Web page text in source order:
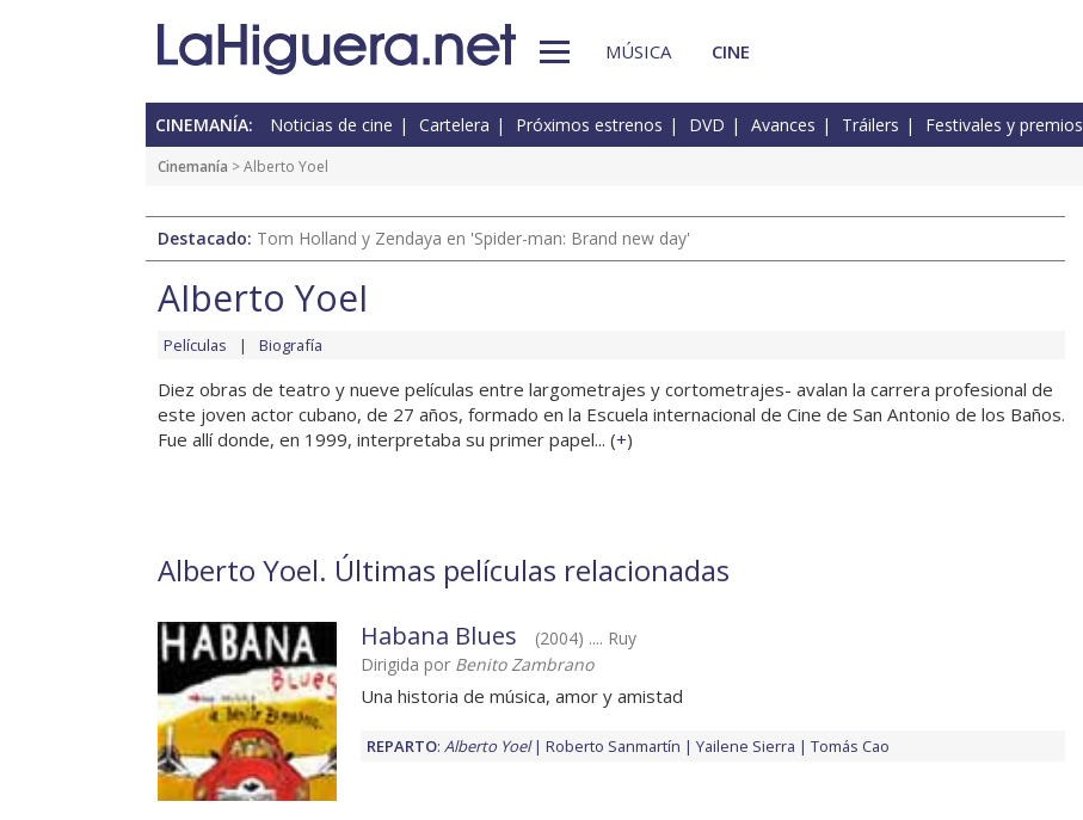
MÚSICA CINE
CINEMANÍA: Noticias de cine Cartelera Próximos estrenos DVD Avances Tráilers Festivales y premios
Cinemanía > Alberto Yoel
Destacado: Tom Holland y Zendaya en 'Spider-man: Brand new day'
Alberto Yoel
Películas Biografía
Diez obras de teatro y nueve películas entre largometrajes y cortometrajes- avalan la carrera profesional de
este joven actor cubano, de 27 años, formado en la Escuela internacional de Cine de San Antonio de los Baños.
Fue allí donde, en 1999, interpretaba su primer papel... (+)
Alberto Yoel. Últimas películas relacionadas
Habana Blues
(2004) .... Ruy
Dirigida por Benito Zambrano
Una historia de música, amor y amistad
REPARTO: Alberto Yoel Roberto Sanmartín Yailene Sierra Tomás Cao